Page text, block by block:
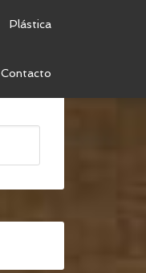
Plástica
Contacto